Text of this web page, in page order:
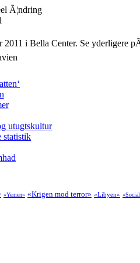
Ã¦ndring
i Bella Center. Se yderligere
utugtskultur
statistik
«Yemen» «Krigen mod terror» «Libyen»